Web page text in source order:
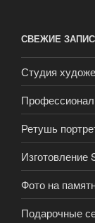
СВЕЖИЕ
Студия
Ретушь
Изготовление
Фото на
Подарочные